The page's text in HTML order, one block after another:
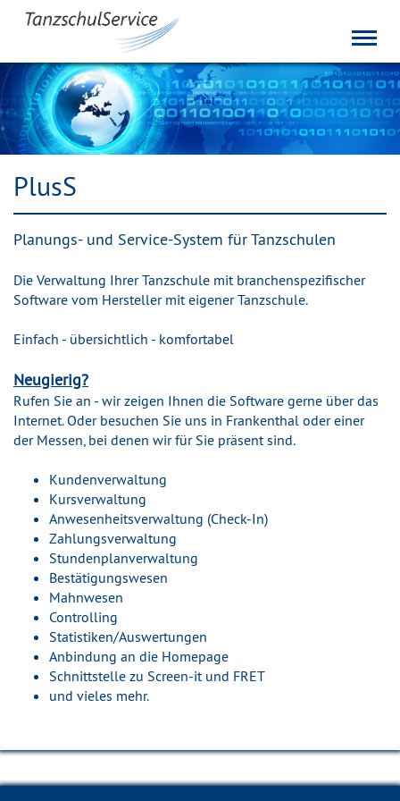
PlusS
Planungs- und Service-System für Tanzschulen
Die Verwaltung Ihrer Tanzschule mit branchenspezifischer
Software vom Hersteller mit eigener Tanzschule.
Einfach - übersichtlich - komfortabel
Neugierig?
Rufen Sie an - wir zeigen Ihnen die Software gerne über das
Internet. Oder besuchen Sie uns in Frankenthal oder einer
der Messen, bei denen wir für Sie präsent sind.
Kundenverwaltung
Kursverwaltung
Anwesenheitsverwaltung (Check-In)
Zahlungsverwaltung
Stundenplanverwaltung
Bestätigungswesen
Mahnwesen
Controlling
Statistiken/Auswertungen
Anbindung an die Homepage
Schnittstelle zu Screen-it und FRET
und vieles mehr.